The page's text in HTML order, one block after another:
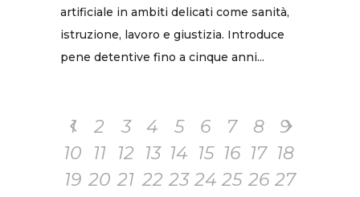
artificiale in ambiti delicati come sanità,
istruzione, lavoro e giustizia. Introduce
pene detentive fino a cinque anni...
1 2 3 4 5 6 7 8
9
10
11 12 13 14 15 16 17 18
19 20 21 22 23 24 25 26 27